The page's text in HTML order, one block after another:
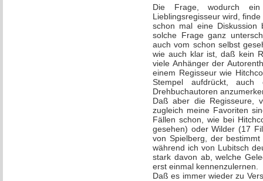
Die Frage, wodurch ein
Lieblingsregisseur wird,
schon mal eine
solche Frage ganz
auch vom schon selbst
wie auch klar ist, daß kein
viele Anhänger der
einem Regisseur wie
Stempel aufdrückt, auch
Drehbuchautoren
Daß aber die Regisseure,
zugleich meine Favoriten
Fällen schon, wie bei
gesehen) oder Wilder (17
von Spielberg, der
während ich von Lubitsch
stark davon ab, welche
erst einmal kennenzulernen.
Daß es immer wieder zu